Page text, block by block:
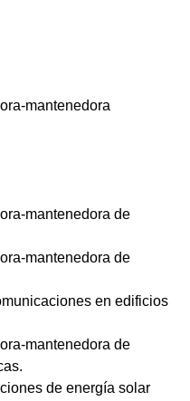
mantenedora
mantenedora de
mantenedora de
en edificios
mantenedora de
de energía solar